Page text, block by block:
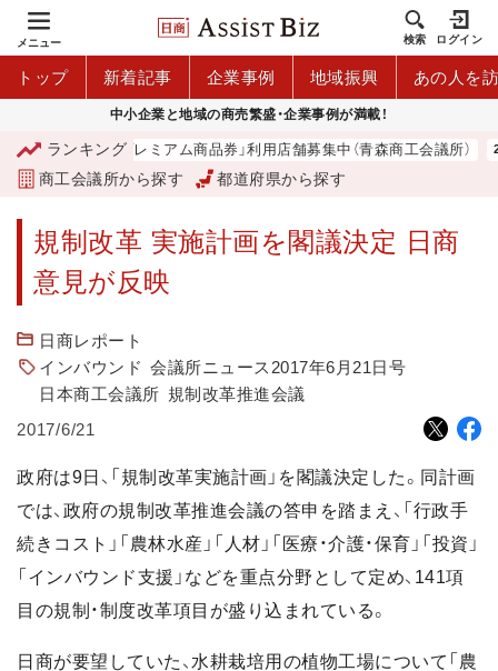
メニュー 検索 ログイン
トップ 新着記事 企業事例 地域振興 あの人を
中小企業と地域の商売繁盛・企業事例が満載！
ランキング
「青森市プレミアム商品券」利用店舗募集中（青森商工会議所）
商工会議所から探す 都道府県から探す
規制改革 実施計画を閣議決定 日商
意見が反映
日商レポート
インバウンド 会議所ニュース2017年6月21日号
日本商工会議所 規制改革推進会議
2017/6/21
政府は9日、「規制改革実施計画」を閣議決定した。同計画
では、政府の規制改革推進会議の答申を踏まえ、「行政手
続きコスト」「農林水産」「人材」「医療・介護・保育」「投資」
「インバウンド支援」などを重点分野として定め、141項
目の規制・制度改革項目が盛り込まれている。
日商が要望していた、水耕栽培用の植物工場について「農